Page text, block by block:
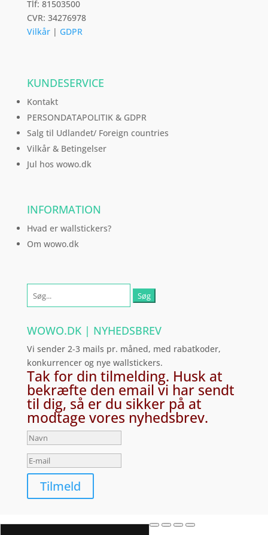
Tlf: 81503500
CVR: 34276978
Vilkår| GDPR
KUNDESERVICE
Kontakt
PERSONDATAPOLITIK & GDPR
Salg til Udlandet/ Foreign countries
Vilkår & Betingelser
Jul hos wowo.dk
INFORMATION
Hvad er wallstickers?
Om wowo.dk
efter:
WOWO.DK | NYHEDSBREV
Vi sender 2-3 mails pr. måned, med rabatkoder,
konkurrencer og nye wallstickers.
Tak for din tilmelding. Husk at
bekræfte den email vi har sendt
til dig, så er du sikker på at
modtage vores nyhedsbrev.
Tilmeld